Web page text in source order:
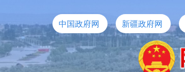
中国政府网 新疆政府网